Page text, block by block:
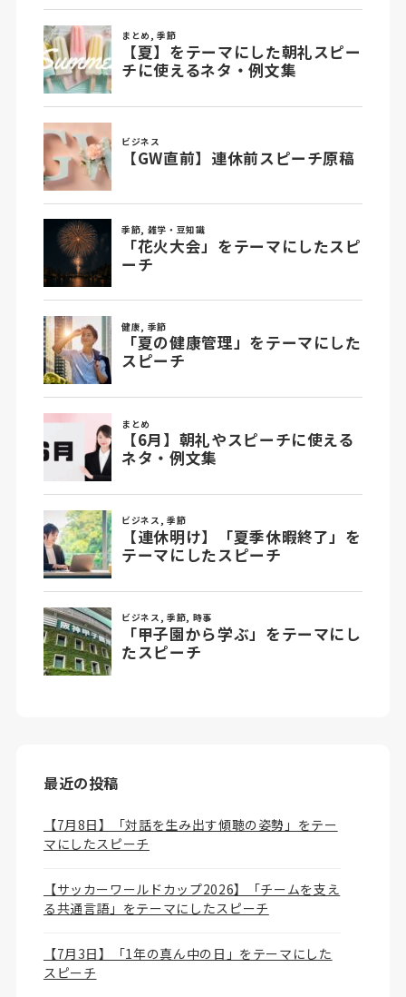
最近の投稿
【7月8日】「対話を生み出す傾聴の姿勢」をテー
マにしたスピーチ
【サッカーワールドカップ2026】「チームを支え
る共通言語」をテーマにしたスピーチ
【7月3日】「1年の真ん中の日」をテーマにした
スピーチ